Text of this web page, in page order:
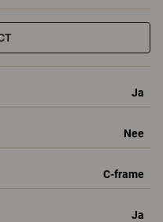
Ja
Nee
C-frame
Ja